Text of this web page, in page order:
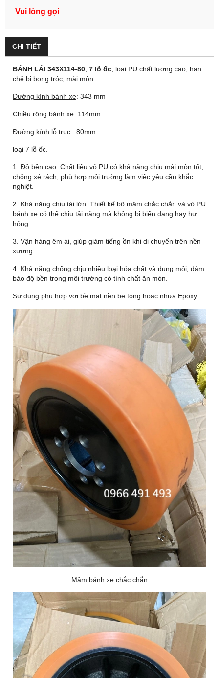
Vui lòng gọi
CHI TIẾT
BÁNH LÁI 343X114-80, 7 lỗ ốc, loại PU chất lượng cao, hạn
chế bị bong tróc, mài mòn.
Đường kính bánh xe: 343 mm
Chiều rộng bánh xe: 114mm
Đường kính lỗ trục : 80mm
loại 7 lỗ ốc.
1. Độ bền cao: Chất liệu vỏ PU có khả năng chịu mài mòn tốt,
chống xé rách, phù hợp môi trường làm việc yêu cầu khắc
nghiệt.
2. Khả nặng chịu tải lớn: Thiết kế bộ mâm chắc chắn và vỏ PU
bánh xe có thể chịu tải nặng mà không bị biến dạng hay hư
hỏng.
3. Vận hàng êm ái, giúp giảm tiếng ồn khi di chuyển trên nền
xưởng.
4. Khả năng chống chịu nhiều loại hóa chất và dung môi, đảm
bảo độ bền trong môi trường có tính chất ăn mòn.
Sử dụng phù hợp với bề mặt nền bê tông hoặc nhựa Epoxy.
Mâm bánh xe chắc chắn